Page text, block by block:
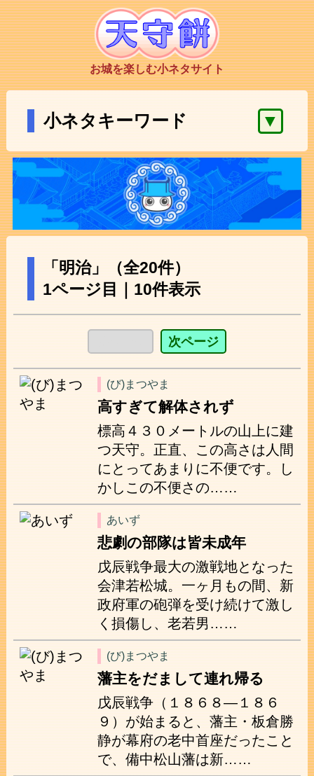
お城を楽しむ小ネタサイト
小ネタキーワード ▼
「明治」（全20件）
1ページ目｜10件表示
次ページ
(び)まつやま
高すぎて解体されず
標高４３０メートルの山上に建
つ天守。正直、この高さは人間
にとってあまりに不便です。し
かしこの不便さの……
あいず
悲劇の部隊は皆未成年
戊辰戦争最大の激戦地となった
会津若松城。一ヶ月もの間、新
政府軍の砲弾を受け続けて激し
く損傷し、老若男……
(び)まつやま
藩主をだまして連れ帰る
戊辰戦争（１８６８―１８６
９）が始まると、藩主・板倉勝
静が幕府の老中首座だったこと
で、備中松山藩は新……